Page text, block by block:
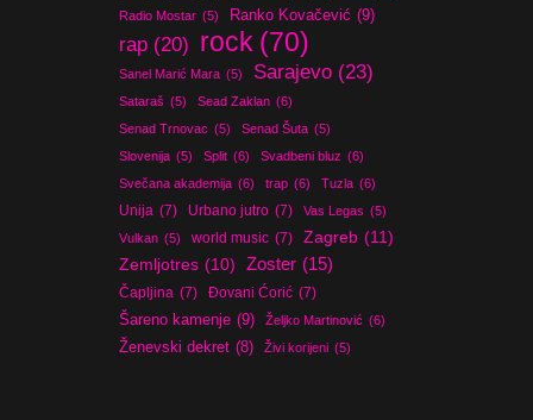
Radio Mostar (5) Ranko Kovačević (9)
rap (20) rock (70)
Sanel Marić Mara (5) Sarajevo (23)
Sataraš (5) Sead Zaklan (6)
Senad Trnovac (5) Senad Šuta (5)
Slovenija (5) Split (6) Svadbeni bluz (6)
Svečana akademija (6) trap (6) Tuzla (6)
Unija (7) Urbano jutro (7) Vas Legas (5)
Vulkan (5) world music (7) Zagreb (11)
Zemljotres (10) Zoster (15)
Čapljina (7) Đovani Ćorić (7)
Šareno kamenje (9) Željko Martinović (6)
Ženevski dekret (8) Živi korijeni (5)